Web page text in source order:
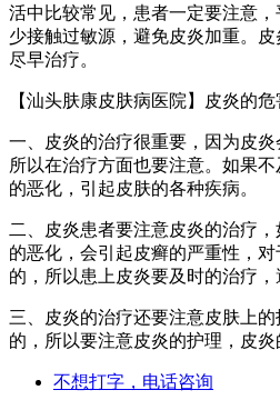
活中比较常见，患者一定要注意
少接触过敏源，避免皮炎加重。
尽早治疗。
【汕头肤康皮肤病医院】皮炎的
一、皮炎的治疗很重要，因为皮炎
所以在治疗方面也要注意。如果
的恶化，引起皮肤的各种疾病。
二、皮炎患者要注意皮炎的治疗
的恶化，会引起皮癣的严重性，
的，所以患上皮炎要及时的治疗，
三、皮炎的治疗还要注意皮肤上
的，所以要注意皮炎的护理，皮炎
不想打字，电话咨询